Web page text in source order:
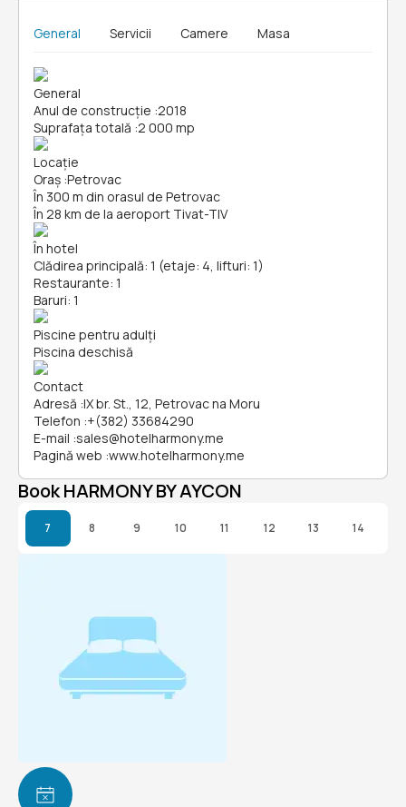
General Servicii Camere Masa
General
Anul de construcție :2018
Suprafața totală :2 000 mp
Locație
Oraș :Petrovac
În 300 m din orasul de Petrovac
În 28 km de la aeroport Tivat-TIV
În hotel
Clădirea principală: 1 (etaje: 4, lifturi: 1)
Restaurante: 1
Baruri: 1
Piscine pentru adulți
Piscina deschisă
Contact
Adresă :IX br. St., 12, Petrovac na Moru
Telefon :+(382) 33684290
E-mail :sales@hotelharmony.me
Pagină web :www.hotelharmony.me
Book HARMONY BY AYCON
7 8 9 10 11 12 13 14